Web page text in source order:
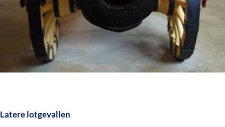
Latere lotgevallen